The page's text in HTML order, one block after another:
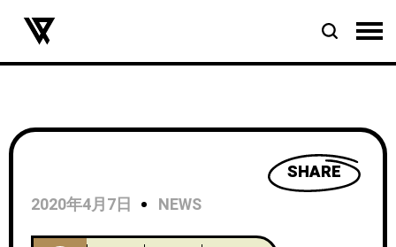
SHARE
2020年4月7日
NEWS